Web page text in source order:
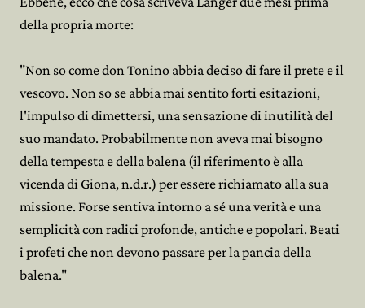
della propria morte:
"Non so come don Tonino abbia deciso di fare il prete e il
vescovo. Non so se abbia mai sentito forti esitazioni,
l'impulso di dimettersi, una sensazione di inutilità del
suo mandato. Probabilmente non aveva mai bisogno
della tempesta e della balena (il riferimento è alla
vicenda di Giona, n.d.r.) per essere richiamato alla sua
missione. Forse sentiva intorno a sé una verità e una
semplicità con radici profonde, antiche e popolari. Beati
i profeti che non devono passare per la pancia della
balena."